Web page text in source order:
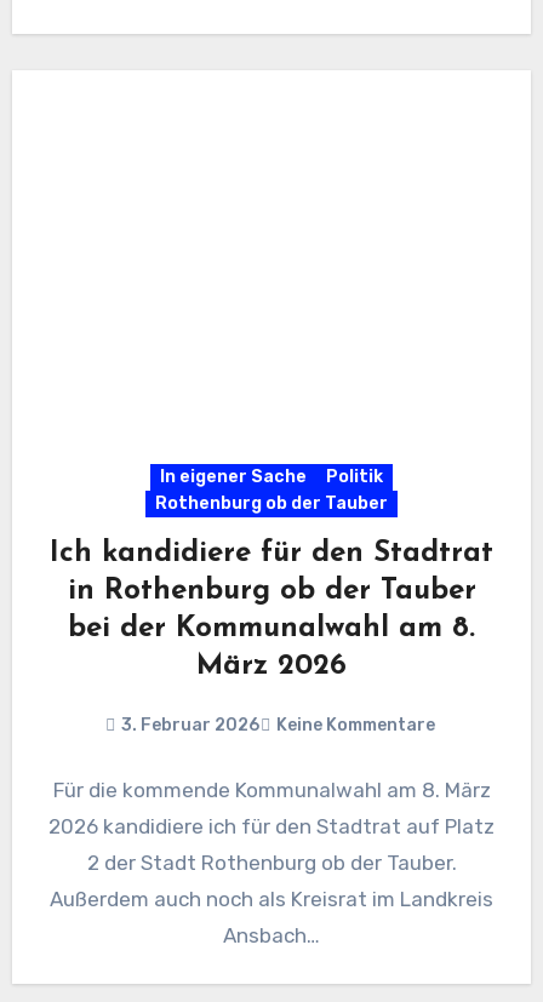
In eigener Sache
Politik
Rothenburg ob der Tauber
Ich kandidiere für den Stadtrat
in Rothenburg ob der Tauber
bei der Kommunalwahl am 8.
März 2026
3. Februar 2026 Keine Kommentare
Für die kommende Kommunalwahl am 8. März
2026 kandidiere ich für den Stadtrat auf Platz
2 der Stadt Rothenburg ob der Tauber.
Außerdem auch noch als Kreisrat im Landkreis
Ansbach…